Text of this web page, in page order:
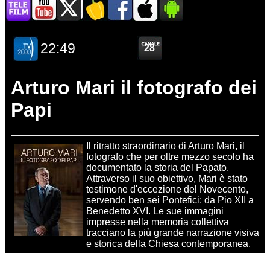
Arturo Mari il fotografo dei
Papi
Il ritratto straordinario di Arturo Mari, il
fotografo che per oltre mezzo secolo ha
documentato la storia del Papato.
Attraverso il suo obiettivo, Mari è stato
testimone d'eccezione del Novecento,
servendo ben sei Pontefici: da Pio XII a
Benedetto XVI. Le sue immagini
impresse nella memoria collettiva
tracciano la più grande narrazione visiva
e storica della Chiesa contemporanea.